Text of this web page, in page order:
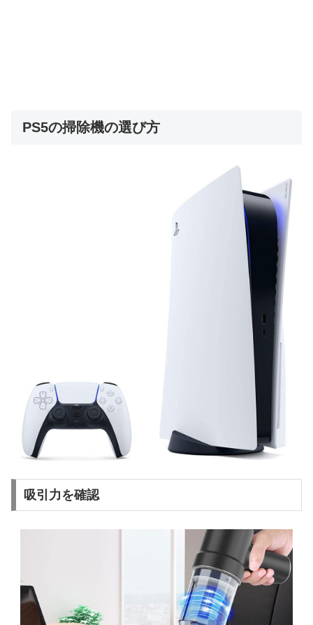
PS5の掃除機の選び方
吸引力を確認